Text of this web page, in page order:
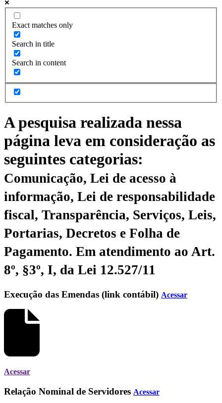
Exact matches only
Search in title
Search in content
A pesquisa realizada nessa
página leva em consideração as
seguintes categorias:
Comunicação, Lei de acesso à
informação, Lei de responsabilidade
fiscal, Transparência, Serviços, Leis,
Portarias, Decretos e Folha de
Pagamento. Em atendimento ao Art.
8º, §3º, I, da Lei 12.527/11
Execução das Emendas (link contábil) Acessar
Acessar
Relação Nominal de Servidores Acessar